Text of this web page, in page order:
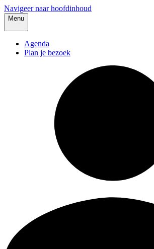
Navigeer naar hoofdinhoud
Menu
Agenda
Plan je bezoek